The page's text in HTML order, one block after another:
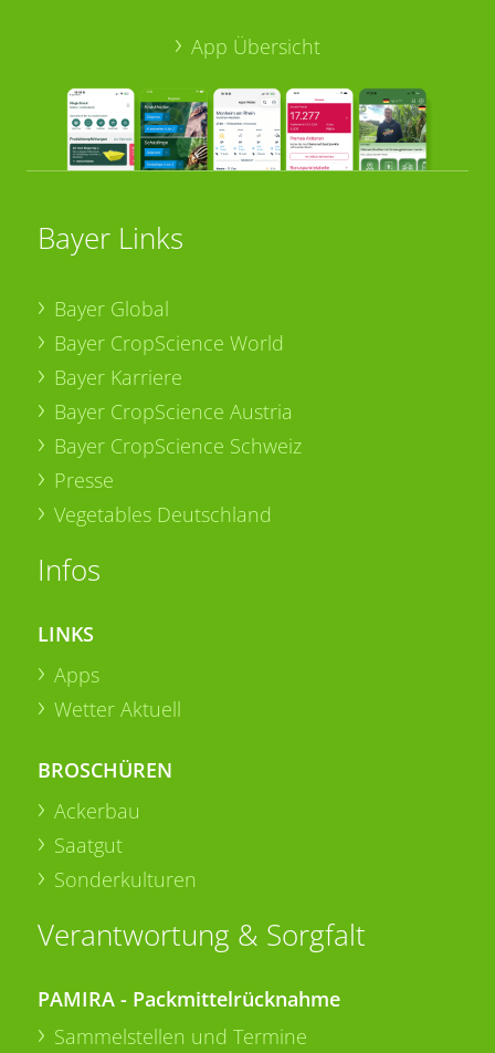
App Übersicht
Bayer Links
Bayer Global
Bayer CropScience World
Bayer Karriere
Bayer CropScience Austria
Bayer CropScience Schweiz
Presse
Vegetables Deutschland
Infos
LINKS
Apps
Wetter Aktuell
BROSCHÜREN
Ackerbau
Saatgut
Sonderkulturen
Verantwortung & Sorgfalt
PAMIRA - Packmittelrücknahme
Sammelstellen und Termine